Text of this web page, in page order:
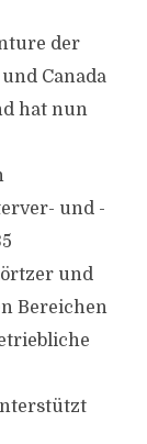
der
Canada
hat nun
und -
und
Bereichen